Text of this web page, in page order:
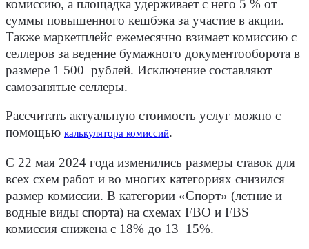
комиссию, а площадка удерживает с него 5 % от
суммы повышенного кешбэка за участие в акции.
Также маркетплейс ежемесячно взимает комиссию с
селлеров за ведение бумажного документооборота в
размере 1 500 рублей. Исключение составляют
самозанятые селлеры.
Рассчитать актуальную стоимость услуг можно с
помощью калькулятора комиссий.
С 22 мая 2024 года изменились размеры ставок для
всех схем работ и во многих категориях снизился
размер комиссии. В категории «Спорт» (летние и
водные виды спорта) на схемах FBO и FBS
комиссия снижена с 18% до 13–15%.